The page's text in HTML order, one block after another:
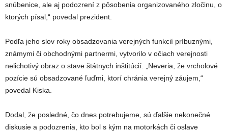
snúbenice, ale aj podozrení z pôsobenia organizovaného zločinu, o
ktorých písal,“ povedal prezident.
Podľa jeho slov roky obsadzovania verejných funkcií príbuznými,
známymi či obchodnými partnermi, vytvorilo v očiach verejnosti
nelichotivý obraz o stave štátnych inštitúcií. „Neveria, že vrcholové
pozície sú obsadzované ľuďmi, ktorí chránia verejný záujem,“
povedal Kiska.
Dodal, že posledné, čo dnes potrebujeme, sú ďalšie nekonečné
diskusie a podozrenia, kto bol s kým na motorkách či oslave